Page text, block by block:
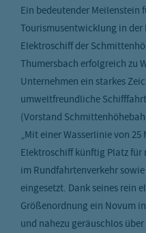
und Aussichtspunkte
Österreichische Sommer-
am See-Kaprun App
Ein bedeutender Meilenstein
Tourismusentwicklung in der
Elektroschiff der
Thumersbach erfolgreich zu
Unternehmen ein starkes
umweltfreundliche
(Vorstand
„Mit einer Wasserlinie von
Elektroschiff künftig Platz für
im Rundfahrtenverkehr
eingesetzt. Dank seines rein
Größenordnung ein Novum
und nahezu geräuschlos